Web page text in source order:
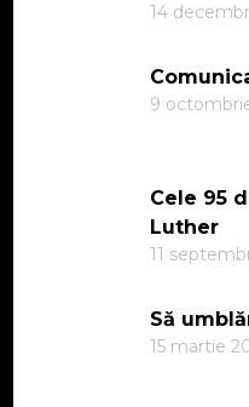
14
9
Cele 95
Luther
11
Să
15 martie